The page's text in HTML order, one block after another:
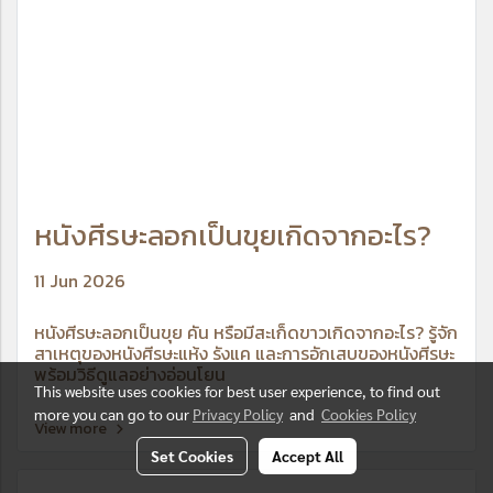
หนังศีรษะลอกเป็นขุยเกิดจากอะไร?
11 Jun 2026
หนังศีรษะลอกเป็นขุย คัน หรือมีสะเก็ดขาวเกิดจากอะไร? รู้จัก
สาเหตุของหนังศีรษะแห้ง รังแค และการอักเสบของหนังศีรษะ
พร้อมวิธีดูแลอย่างอ่อนโยน
View more
This website uses cookies for best user experience, to find out
more you can go to our Privacy Policy and Cookies Policy
Set Cookies Accept All